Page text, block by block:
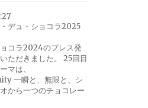
・デュ・ショコラ2025
コラ2024のプレス発
ただきました。 25回目
マは、
一瞬と、無限と、シ
から一つのチョコレー